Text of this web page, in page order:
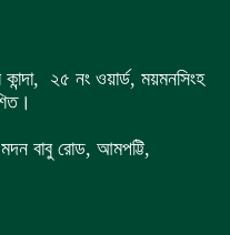
কান্দা, ২৫ নং ওয়ার্ড, ময়মনসিংহ
মদন বাবু রোড, আমপট্টি,